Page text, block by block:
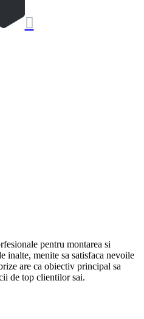

pentru montarea si
inalte, menite sa satisfaca nevoile
are ca obiectiv principal sa
de top clientilor sai.